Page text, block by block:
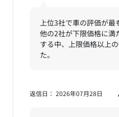
上位3社で車の評価が最
他の2社が下限価格に満
する中、上限価格以上
た。
返信日： 2026年07月28日